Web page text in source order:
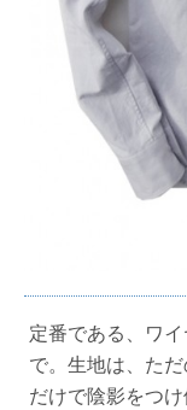
定番である、ワ
で。生地は、た
だけで陰影をつ